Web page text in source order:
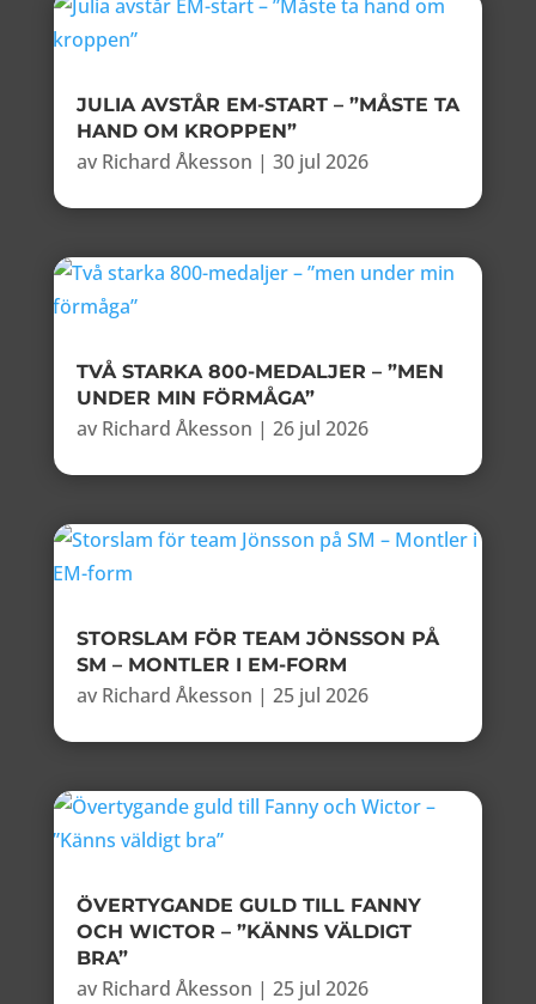
JULIA AVSTÅR EM-START – ”MÅSTE TA
HAND OM KROPPEN”
av Richard Åkesson | 30 jul 2026
TVÅ STARKA 800-MEDALJER – ”MEN
UNDER MIN FÖRMÅGA”
av Richard Åkesson | 26 jul 2026
STORSLAM FÖR TEAM JÖNSSON PÅ
SM – MONTLER I EM-FORM
av Richard Åkesson | 25 jul 2026
ÖVERTYGANDE GULD TILL FANNY
OCH WICTOR – ”KÄNNS VÄLDIGT
BRA”
av Richard Åkesson | 25 jul 2026